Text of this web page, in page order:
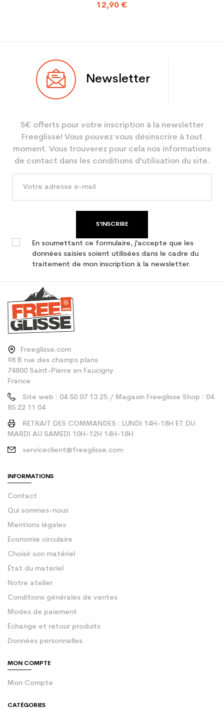
12,90 €
Newsletter
5€ offerts pour votre inscription à la newsletter
Freeglisse! Vous pouvez vous désinscrire à tout
moment. Vous trouverez pour cela nos informations
de contact dans les conditions d'utilisation du site.
S'INSCRIRE
En soumettant ce formulaire, j'accepte que les
données saisies soient utilisées dans le cadre du
traitement de mon inscription à la newsletter.
Freeglisse.com
98 B rue des champs plans
74800 Saint-Pierre en Faucigny
France
Site web : 04 50 07 13 25 / Magasin Freeglisse Shop : 04
85 22 11 04
RETRAIT DES COMMANDES : LUNDI 14H-18H ET DU
MARDI AU SAMEDI 10H-12H 14H-18H
serviceclient@freeglisse.com
INFORMATIONS
Contact
Qui sommes-nous
Mentions légales
Économie circulaire
Choisir son matériel
État du matériel
Notre atelier
Conditions générales de ventes
Modes de paiement
Échange et retour produits
Données personnelles
MON COMPTE
Mon Compte
CATÉGORIES